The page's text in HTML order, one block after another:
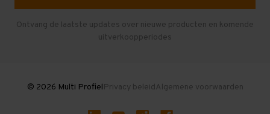
Gebruikte entresolvloeren
Ontvang de laatste updates over nieuwe producten en komende
uitverkoopperiodes
© 2026 Multi ProfielPrivacy beleidAlgemene voorwaarden